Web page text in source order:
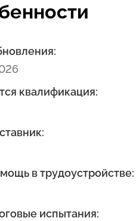
квалификация:
в трудоустройстве:
испытания: